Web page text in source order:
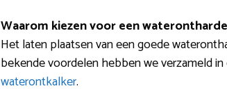
Waarom kiezen voor een
Het laten plaatsen van een goede
bekende voordelen hebben we verzameld
waterontkalker.